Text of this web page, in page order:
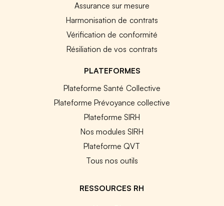
Assurance sur mesure
Harmonisation de contrats
Vérification de conformité
Résiliation de vos contrats
PLATEFORMES
Plateforme Santé Collective
Plateforme Prévoyance collective
Plateforme SIRH
Nos modules SIRH
Plateforme QVT
Tous nos outils
RESSOURCES RH